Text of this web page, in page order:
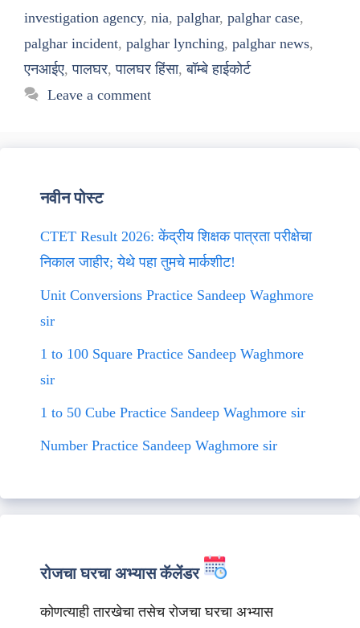
investigation agency, nia, palghar, palghar case,
palghar incident, palghar lynching, palghar news,
एनआईए,पालघर,पालघर हिंसा,बॉम्बे हाईकोर्ट
Leave a comment
नवीन पोस्ट
CTET Result 2026: केंद्रीय शिक्षक पात्रता परीक्षेचा
निकाल जाहीर; येथे पहा तुमचे मार्कशीट!
Unit Conversions Practice Sandeep Waghmore
sir
1 to 100 Square Practice Sandeep Waghmore
sir
1 to 50 Cube Practice Sandeep Waghmore sir
Number Practice Sandeep Waghmore sir
रोजचा घरचा अभ्यास कॅलेंडर
कोणत्याही तारखेचा तसेच रोजचा घरचा अभ्यास